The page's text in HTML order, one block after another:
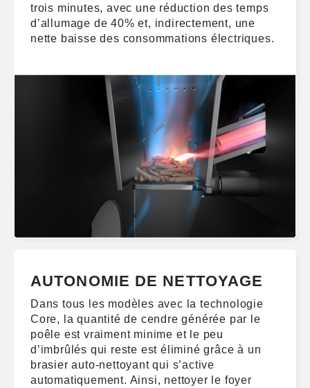
trois minutes, avec une réduction des temps
d’allumage de 40% et, indirectement, une
nette baisse des consommations électriques.
AUTONOMIE DE NETTOYAGE
Dans tous les modèles avec la technologie
Core, la quantité de cendre générée par le
poêle est vraiment minime et le peu
d’imbrûlés qui reste est éliminé grâce à un
brasier auto-nettoyant qui s’active
automatiquement. Ainsi, nettoyer le foyer